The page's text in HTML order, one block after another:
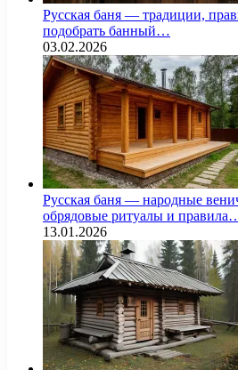
Русская баня — традиции,
подобрать банный…
03.02.2026
Русская баня — народные
обрядовые ритуалы и
13.01.2026